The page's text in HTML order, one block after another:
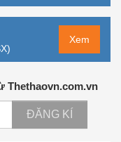
Xem
Thethaovn.com.vn
ĐĂNG KÍ